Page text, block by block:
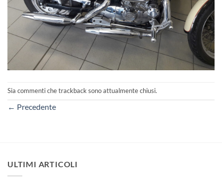
Sia commenti che trackback sono attualmente chiusi.
← Precedente
ULTIMI ARTICOLI